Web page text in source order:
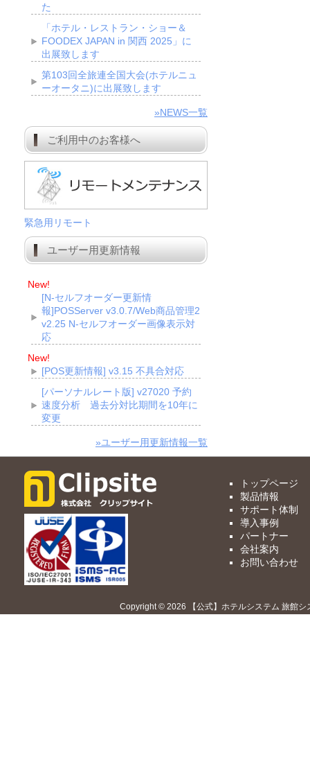
た
「ホテル・レストラン・ショー＆
FOODEX JAPAN in 関西 2025」に
出展致します
第103回全旅連全国大会(ホテルニュ
ーオータニ)に出展致します
»NEWS一覧
ご利用中のお客様へ
緊急用リモート
ユーザー用更新情報
New!
[N-セルフオーダー更新情
報]POSServer v3.0.7/Web商品管理2
v2.25 N-セルフオーダー画像表示対
応
New!
[POS更新情報] v3.15 不具合対応
[パーソナルレート版] v27020 予約
速度分析 過去分対比期間を10年に
変更
»ユーザー用更新情報一覧
トップページ
製品情報
サポート体制
導入事例
パートナー
会社案内
お問い合わせ
Copyright © 2026 【公式】ホテルシステム 旅館